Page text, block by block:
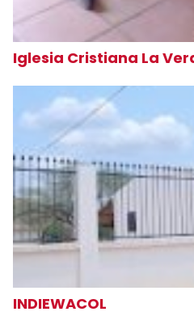
Iglesia Cristiana La
INDIEWACOL